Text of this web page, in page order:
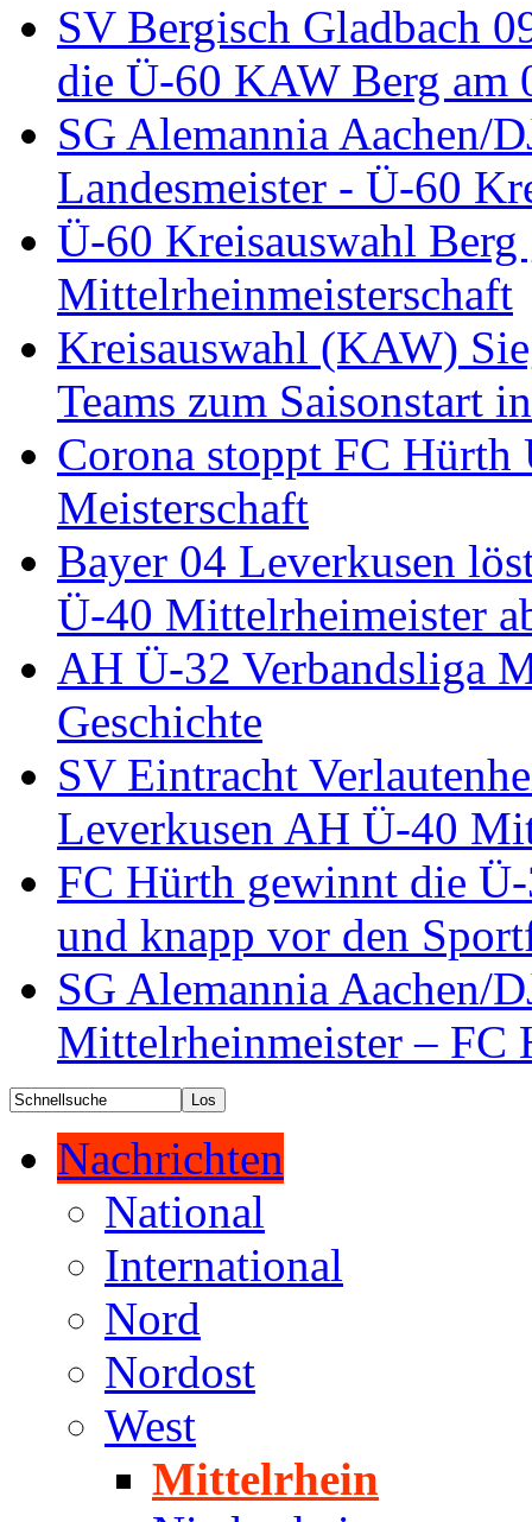
SV Bergisch Gladbach
die Ü-60 KAW Berg am
SG Alemannia Aachen/
Landesmeister - Ü-60
Ü-60 Kreisauswahl
Mittelrheinmeisterschaft
Kreisauswahl (KAW)
Teams zum Saisonstart
Corona stoppt FC Hürth
Meisterschaft
Bayer 04 Leverkusen
Ü-40 Mittelrheimeister
AH Ü-32 Verbandsliga
Geschichte
SV Eintracht
Leverkusen AH Ü-40
FC Hürth gewinnt die
und knapp vor den
SG Alemannia Aachen/
Mittelrheinmeister – FC
Nachrichten
National
International
Nord
Nordost
West
Mittelrhein